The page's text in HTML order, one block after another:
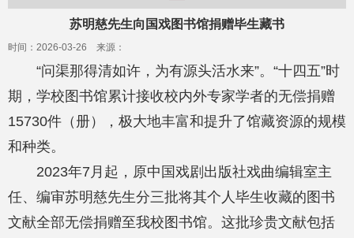
苏明慈先生向国戏图书馆捐赠毕生藏书
时间：2026-03-26 来源：
“问渠那得清如许，为有源头活水来”。“十四五”时
期，学校图书馆累计接收校内外专家学者的无偿捐赠
15730件（册），极大地丰富和提升了馆藏资源的规模
和种类。
2023年7月起，原中国戏剧出版社戏曲编辑室主
任、编审苏明慈先生分三批将其个人毕生收藏的图书
文献全部无偿捐赠至我校图书馆。这批珍贵文献包括